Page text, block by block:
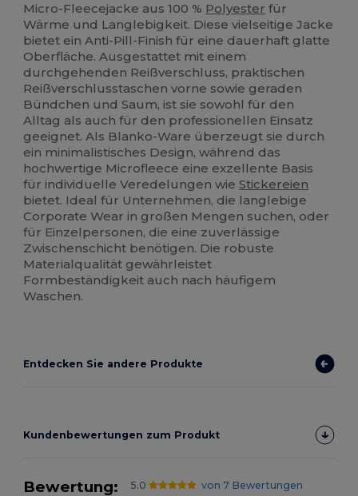
Micro-Fleecejacke aus 100 % Polyester für
Wärme und Langlebigkeit. Diese vielseitige Jacke
bietet ein Anti-Pill-Finish für eine dauerhaft glatte
Oberfläche. Ausgestattet mit einem
durchgehenden Reißverschluss, praktischen
Reißverschlusstaschen vorne sowie geraden
Bündchen und Saum, ist sie sowohl für den
Alltag als auch für den professionellen Einsatz
geeignet. Als Blanko-Ware überzeugt sie durch
ein minimalistisches Design, während das
hochwertige Microfleece eine exzellente Basis
für individuelle Veredelungen wieStickereien
bietet. Ideal für Unternehmen, die langlebige
Corporate Wear in großen Mengen suchen, oder
für Einzelpersonen, die eine zuverlässige
Zwischenschicht benötigen. Die robuste
Materialqualität gewährleistet
Formbeständigkeit auch nach häufigem
Waschen.
Entdecken Sie andere Produkte
Kundenbewertungen zum Produkt
Bewertung: 5.0 von 7 Bewertungen